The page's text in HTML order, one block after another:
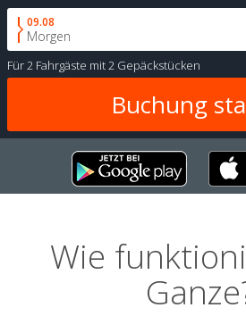
09.08
Morgen
Für2 Fahrgäste mit2 Gepäckstücken
Wie